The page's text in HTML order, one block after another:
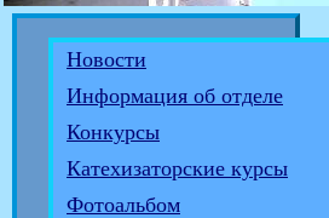
Новости
Информация об отделе
Конкурсы
Катехизаторские курсы
Фотоальбом